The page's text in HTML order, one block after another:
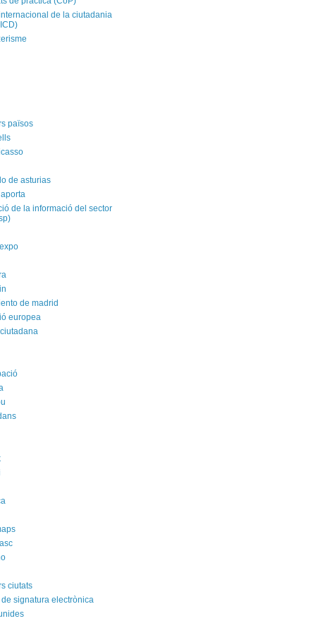
de la ciutadania
països
de asturias
de la informació del sector
de madrid
europea
ciutats
signatura electrònica